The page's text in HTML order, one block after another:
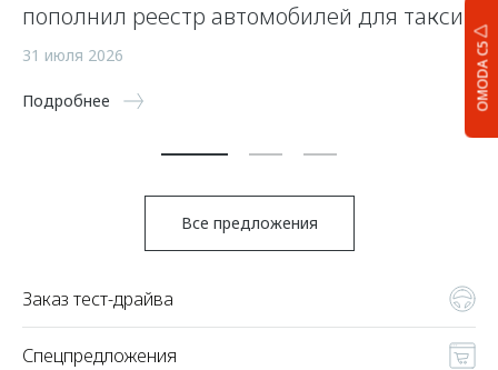
OMODA C5
пополнил реестр автомобилей для такси
31 июля 2026
Подробнее
5
Все предложения
Заказ тест-драйва
Спецпредложения